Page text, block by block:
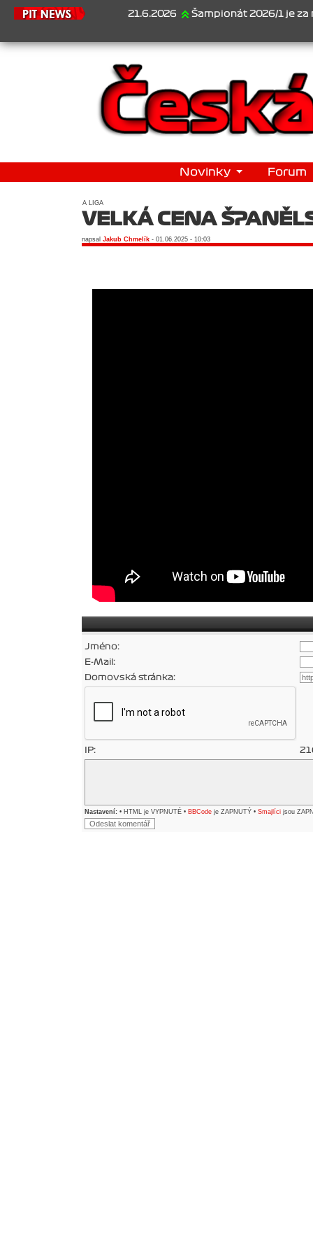
21.6.2026 Šampionát 2026/1 je za
Novinky Forum
A LIGA
VELKÁ CENA
napsal Jakub Chmelík - 01.06.2025 - 10:03
Jméno:
E-Mail:
Domovská stránka:
IP:
Nastavení: • HTML je VYPNUTÉ • BBCode je ZAPNUTÝ • Smajlíci jsou